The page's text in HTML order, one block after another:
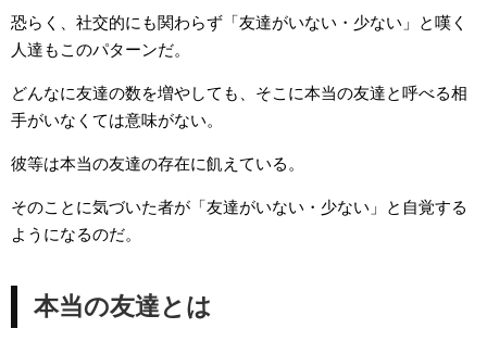
恐らく、社交的にも関わらず「友達がいない・少ない」と嘆く
人達もこのパターンだ。
どんなに友達の数を増やしても、そこに本当の友達と呼べる相
手がいなくては意味がない。
彼等は本当の友達の存在に飢えている。
そのことに気づいた者が「友達がいない・少ない」と自覚する
ようになるのだ。
本当の友達とは